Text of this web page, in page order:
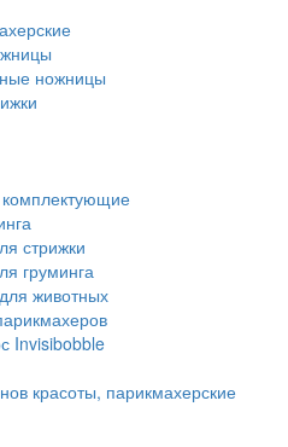
ножницы
комплектующие
стрижки
груминга
животных
Invisibobble
красоты, парикмахерские